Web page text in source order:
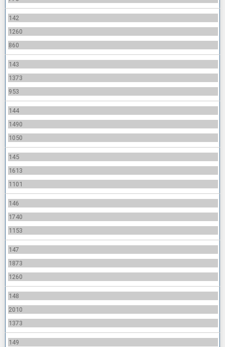
142
1260
860
143
1373
953
144
1490
1050
145
1613
1101
146
1740
1153
147
1873
1260
148
2010
1373
149